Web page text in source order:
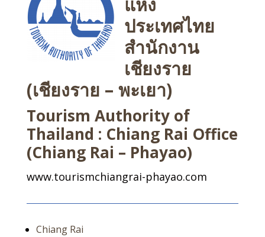
ประเทศไทย
สำนักงาน
เชียงราย
(เชียงราย – พะเยา)
Tourism Authority of
Thailand : Chiang Rai Office
(Chiang Rai – Phayao)
www.tourismchiangrai-phayao.com
Chiang Rai